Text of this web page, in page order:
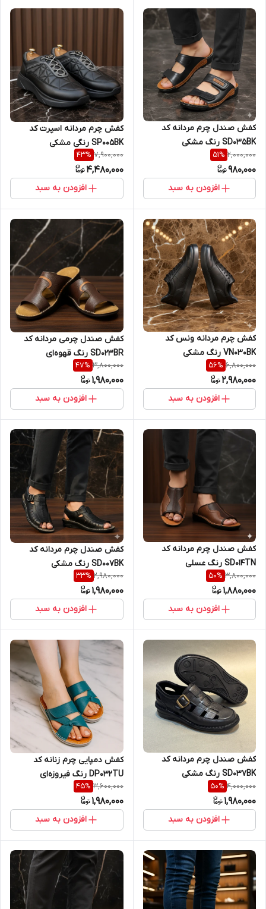
کفش صندل چرم مردانه کد
SD035BK رنگ مشکی
2,000,000
51%
980,000
افزودن به سبد
کفش چرم مردانه اسپرت کد
SP005BK رنگی مشکی
7,900,000
43%
4,480,000
افزودن به سبد
کفش چرم مردانه ونس کد
VN030BK رنگ مشکی
6,800,000
56%
2,980,000
افزودن به سبد
کفش صندل چرمی مردانه کد
SD023BR رنگ قهوه‌ای
3,800,000
47%
1,980,000
افزودن به سبد
کفش صندل چرم مردانه کد
SD014TN رنگ عسلی
3,800,000
50%
1,880,000
افزودن به سبد
کفش صندل چرم مردانه کد
SD007BK رنگ مشکی
2,980,000
33%
1,980,000
افزودن به سبد
کفش صندل چرم مردانه کد
SD037BK رنگ مشکی
4,000,000
50%
1,980,000
افزودن به سبد
کفش دمپایی چرم زنانه کد
DP032TU رنگ فیروزه‌ای
3,600,000
45%
1,980,000
افزودن به سبد